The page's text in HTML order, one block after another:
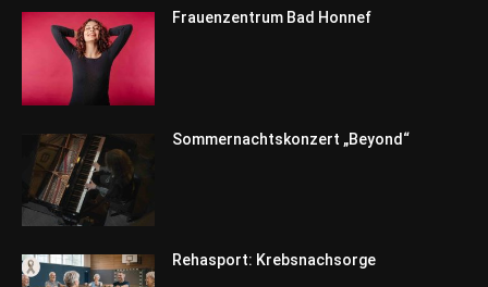
Frauenzentrum Bad Honnef
Sommernachtskonzert „Beyond“
Rehasport: Krebsnachsorge